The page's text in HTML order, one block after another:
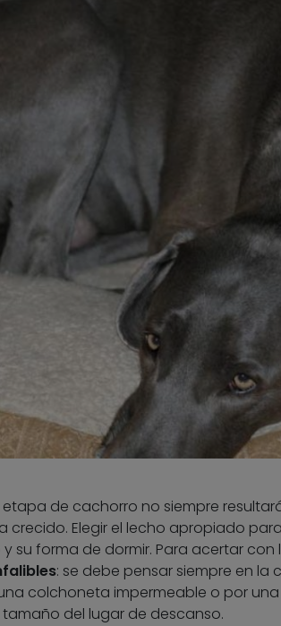
de cachorro no siempre
Elegir el lecho apropiado
su forma de dormir. Para acertar con
: se debe pensar siempre en la
colchoneta impermeable o por
del lugar de descanso.